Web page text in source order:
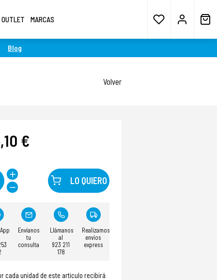
Blog
OUTLET MARCAS
Volver
€
LO QUIERO
Envíanos
tu
consulta
Llámanos
al
923 211
178
Realizamos
envíos
express
cada unidad de este articulo recibirá